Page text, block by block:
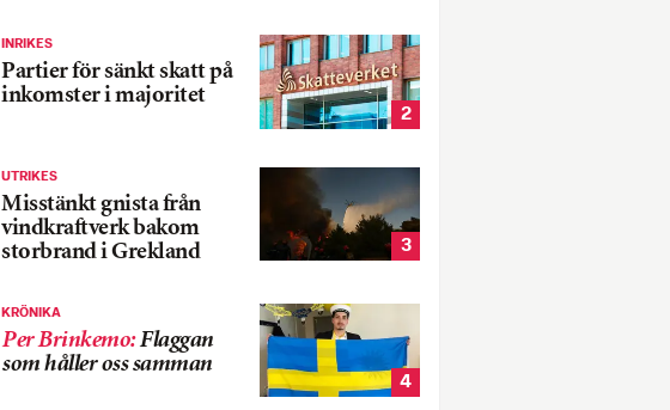
INRIKES
Partier för sänkt skatt på
inkomster i majoritet
2
UTRIKES
Misstänkt gnista från
vindkraftverk bakom
storbrand i Grekland
3
KRÖNIKA
Per Brinkemo:Flaggan
som håller oss samman
4